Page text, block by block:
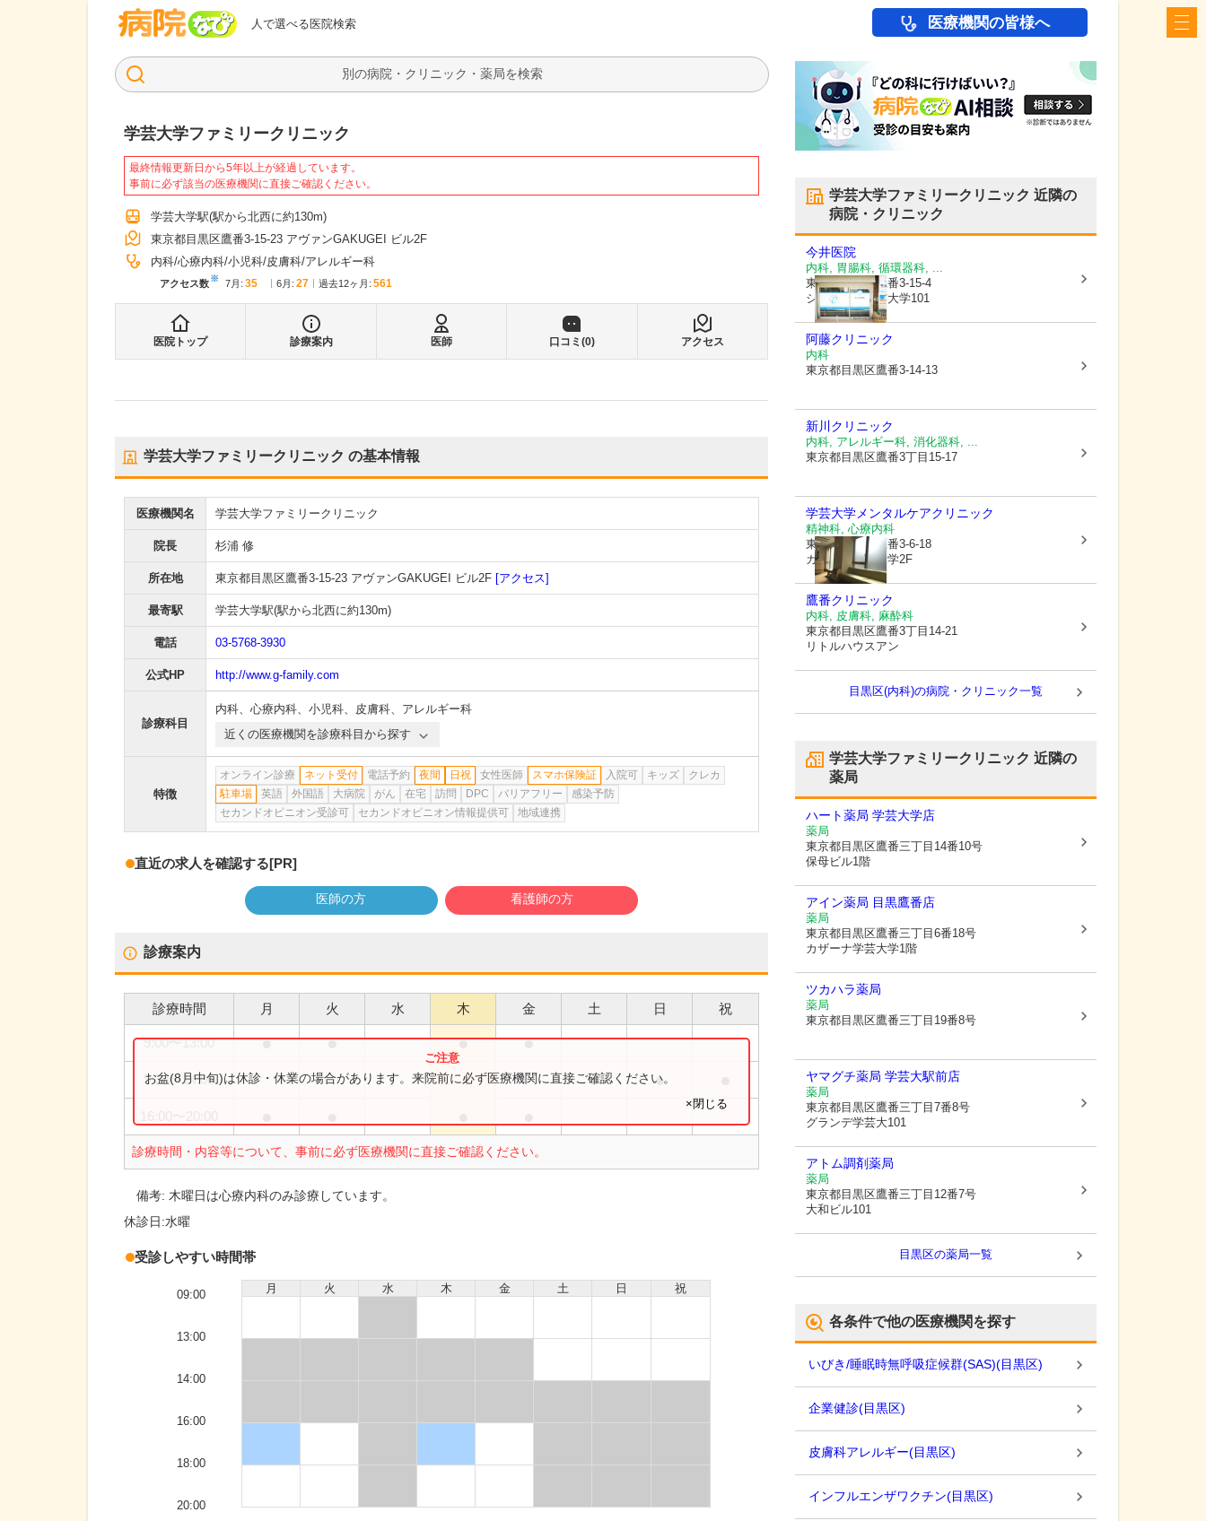
人で選べる医院検索
病院なび 医療機関の皆様へ
検索
学芸大学ファミリークリニック
最終情報更新日から5年以上が経過しています。
事前に必ず該当の医療機関に直接ご確認ください。
学芸大学駅(駅から北西に約130m)
東京都目黒区鷹番3-15-23 アヴァンGAKUGEI ビル2F
内科 心療内科 小児科 皮膚科 アレルギー科
アクセス数※ 7月 : 35 6月 : 27 過去12ヶ月: 561
医院トップ 診療案内 医師 口コミ(0) アクセス
学芸大学ファミリークリニック の基本情報
医療機関名 学芸大学ファミリークリニック
院長 杉浦 修
所在地 東京都目黒区鷹番3-15-23 アヴァンGAKUGEI ビル2F [アクセス]
最寄駅 学芸大学駅(駅から北西に約130m)
電話 03-5768-3930
公式HP http://www.g-family.com
診療科目
内科、 心療内科、 小児科、 皮膚科、 アレルギー科
近くの医療機関を診療科目から探す
特徴
オンライン診療 ネット受付 電話予約 夜間 日祝 女性医師 スマホ保険証 入院可 キッズ
クレカ
駐車場
英語 外国語 大病院 がん 在宅 訪問 DPC バリアフリー
感染予防
セカンドオピニオン受診可
セカンドオピニオン情報提供可 地域連携
直近の求人を確認する[PR]
医師の方 看護師の方
診療案内
診療時間 月 火 水 木 金 土 日 祝
9:00〜13:00 ● ● ● ●
9:00〜14:00 ● ●
診療時間・内容等について、事前に必ず医療機関に直接ご確認ください。
お盆(8月中旬)は休診・休業の場合があります。来院前に必ず医療機関に直接ご確認ください。
×閉じる
備考: 木曜日は心療内科のみ診療しています。
休診日:水曜
受診しやすい時間帯
月 火 水 木 金 土 日 祝
09:00
13:00
14:00
16:00
18:00
20:00
学芸大学ファミリークリニック 近隣の
病院・クリニック
今井医院
内科, 胃腸科, 循環器科, ...
東京都目黒区鷹番3-15-4
シャルマン学芸大学101
阿藤クリニック
内科
東京都目黒区鷹番3-14-13
新川クリニック
内科, アレルギー科, 消化器科, ...
東京都目黒区鷹番3丁目15-17
学芸大学メンタルケアクリニック
精神科, 心療内科
東京都目黒区
鷹番3-6-18
カザーナ学芸大学2F
鷹番クリニック
内科, 皮膚科, 麻酔科
東京都目黒区鷹番3丁目14-21
リトルハウスアン
目黒区(内科)の病院・クリニック一覧
学芸大学ファミリークリニック 近隣の
薬局
ハート薬局 学芸大学店
薬局
東京都目黒区鷹番三丁目14番10号
保母ビル1階
アイン薬局 目黒鷹番店
薬局
東京都目黒区鷹番三丁目6番18号
カザーナ学芸大学1階
ツカハラ薬局
薬局
東京都目黒区鷹番三丁目19番8号
ヤマグチ薬局 学芸大駅前店
薬局
東京都目黒区鷹番三丁目7番8号
グランデ学芸大101
アトム調剤薬局
薬局
東京都目黒区鷹番三丁目12番7号
大和ビル101
目黒区の薬局一覧
各条件で他の医療機関を探す
いびき/睡眠時無呼吸症候群(SAS)(目黒区)
企業健診(目黒区)
皮膚科アレルギー(目黒区)
インフルエンザワクチン(目黒区)